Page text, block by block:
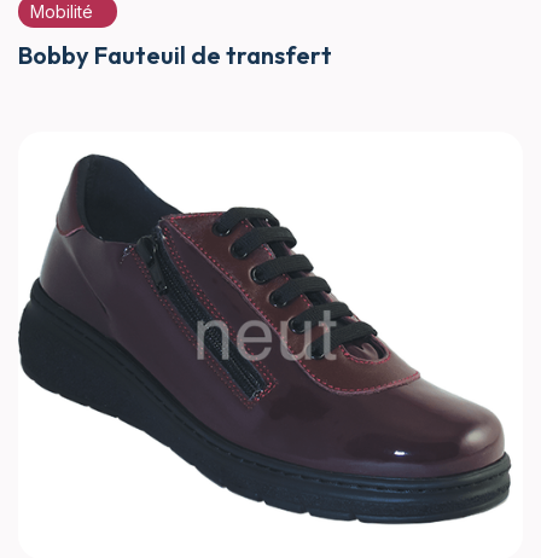
Mobilité
Bobby Fauteuil de transfert